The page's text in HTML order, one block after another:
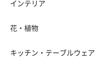
インテリア
花・植物
キッチン・テーブルウェア